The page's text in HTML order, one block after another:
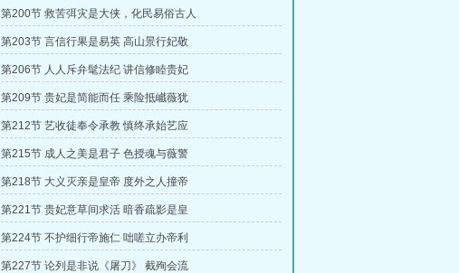
第200节 救苦弭灾是大侠，化民易俗古人
第203节 言信行果是易英 高山景行妃敬
第206节 人人斥弁髦法纪 讲信修睦贵妃
第209节 贵妃是简能而任 乘险抵巇薇犹
第212节 艺收徒奉令承教 慎终承始艺应
第215节 成人之美是君子 色授魂与薇警
第218节 大义灭亲是皇帝 度外之人撞帝
第221节 贵妃意草间求活 暗香疏影是皇
第224节 不护细行帝施仁 咄嗟立办帝利
第227节 论列是非说《屠刀》 截殉会流